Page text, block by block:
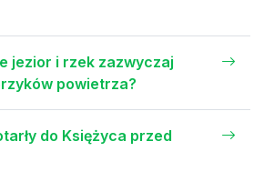
jezior i rzek zazwyczaj
powietrza?
do Księżyca przed